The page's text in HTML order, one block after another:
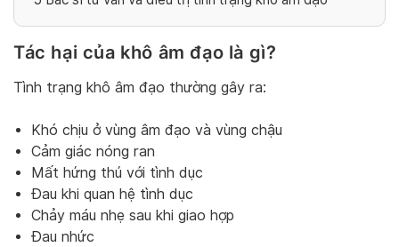
Tác hại của khô âm đạo là gì?
Tình trạng khô âm đạo thường gây ra:
Khó chịu ở vùng âm đạo và vùng chậu
Cảm giác nóng ran
Mất hứng thú với tình dục
Đau khi quan hệ tình dục
Chảy máu nhẹ sau khi giao hợp
Đau nhức